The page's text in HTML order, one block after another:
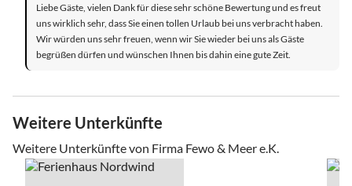
Liebe Gäste, vielen Dank für diese sehr schöne Bewertung und es freut
uns wirklich sehr, dass Sie einen tollen Urlaub bei uns verbracht haben.
Wir würden uns sehr freuen, wenn wir Sie wieder bei uns als Gäste
begrüßen dürfen und wünschen Ihnen bis dahin eine gute Zeit.
Weitere Unterkünfte
Weitere Unterkünfte von Firma Fewo & Meer e.K.